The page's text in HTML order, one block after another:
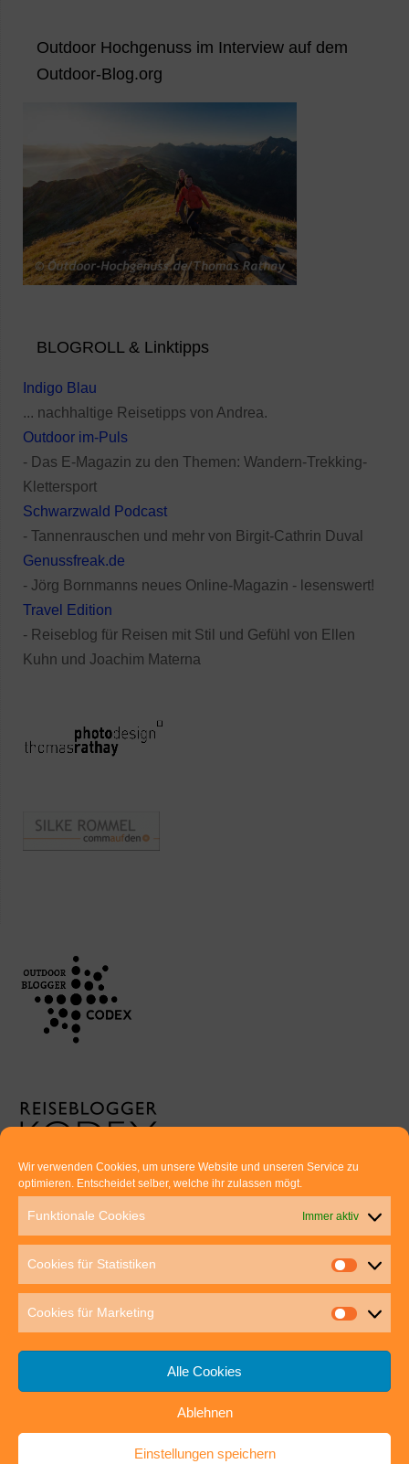
Wir verwenden Cookies, um unsere Website und unseren Service zu
optimieren. Entscheidet selber, welche ihr zulassen mögt.
Funktionale Cookies Immer aktiv
Cookies für Statistiken
Cookies für Marketing
Alle Cookies
Ablehnen
Einstellungen speichern
Outdoor Hochgenuss im Interview auf dem
Outdoor-Blog.org
BLOGROLL & Linktipps
Indigo Blau
... nachhaltige Reisetipps von Andrea.
Outdoor im-Puls
- Das E-Magazin zu den Themen: Wandern-Trekking-
Klettersport
Schwarzwald Podcast
- Tannenrauschen und mehr von Birgit-Cathrin Duval
Genussfreak.de
- Jörg Bornmanns neues Online-Magazin - lesenswert!
Travel Edition
- Reiseblog für Reisen mit Stil und Gefühl von Ellen
Kuhn und Joachim Materna
Euer direkter Draht zu uns:
Thomas Rathay und Silke Rommel
70563 Stuttgart
post@outdoor-hochgenuss.de
IMPRESSUM DATENSCHUTZ